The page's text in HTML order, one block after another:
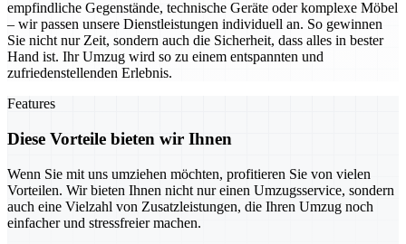
empfindliche Gegenstände, technische Geräte oder komplexe Möbel
– wir passen unsere Dienstleistungen individuell an. So gewinnen
Sie nicht nur Zeit, sondern auch die Sicherheit, dass alles in bester
Hand ist. Ihr Umzug wird so zu einem entspannten und
zufriedenstellenden Erlebnis.
Features
Diese Vorteile bieten wir Ihnen
Wenn Sie mit uns umziehen möchten, profitieren Sie von vielen
Vorteilen. Wir bieten Ihnen nicht nur einen Umzugsservice, sondern
auch eine Vielzahl von Zusatzleistungen, die Ihren Umzug noch
einfacher und stressfreier machen.